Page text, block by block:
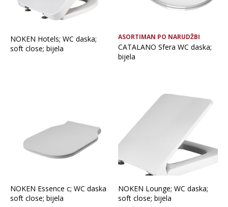
NOKEN Hotels; WC daska;
soft close; bijela
ASORTIMAN PO NARUDŽBI
CATALANO Sfera WC daska;
bijela
NOKEN Essence c; WC daska
soft close; bijela
NOKEN Lounge; WC daska;
soft close; bijela